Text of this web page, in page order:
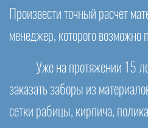
Произвести точный расчет
менеджер, которого возможно
Уже на протяжении 15
заказать заборы из
сетки рабицы, кирпича,